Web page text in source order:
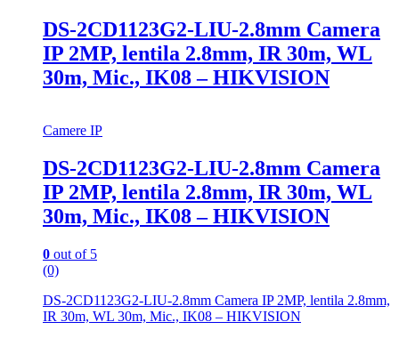
DS-2CD1123G2-LIU-2.8mm Camera
IP 2MP, lentila 2.8mm, IR 30m, WL
30m, Mic., IK08 – HIKVISION
Camere IP
DS-2CD1123G2-LIU-2.8mm Camera
IP 2MP, lentila 2.8mm, IR 30m, WL
30m, Mic., IK08 – HIKVISION
0 out of 5
(0)
DS-2CD1123G2-LIU-2.8mm Camera IP 2MP, lentila 2.8mm,
IR 30m, WL 30m, Mic., IK08 – HIKVISION